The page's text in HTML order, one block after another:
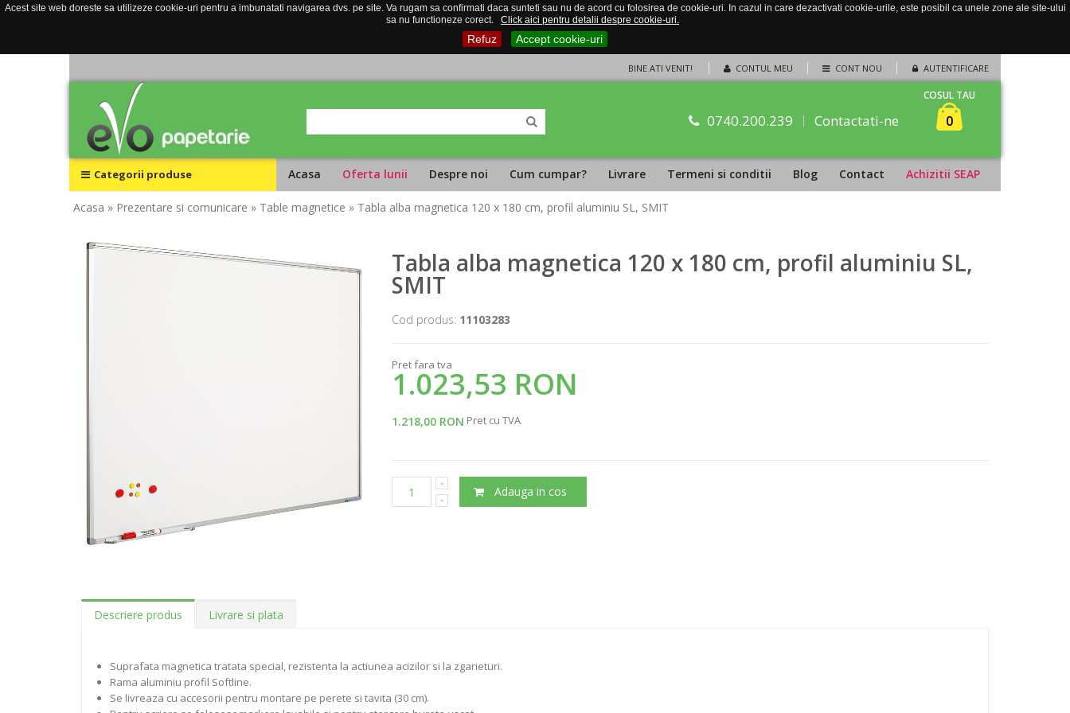
Acest site web doreste sa utilizeze cookie-uri pentru a imbunatati navigarea dvs. pe site. Va rugam sa confirmati daca sunteti sau nu de acord cu folosirea de cookie-uri. In cazul in care dezactivati cookie-urile, este posibil ca unele zone ale site-ului
sa nu functioneze corect.
Click aici pentru detalii despre cookie-uri.
Refuz Accept cookie-uri
CONTUL MEU CONT NOU AUTENTIFICARE
BINE ATI VENIT!
0740.200.239 Contactati-ne
COSUL TAU
0
Categorii produse Acasa Oferta lunii Despre noi Cum cumpar? Livrare Termeni si conditii Blog Contact Achizitii SEAP
Acasa » Prezentare si comunicare » Table magnetice » Tabla alba magnetica 120 x 180 cm, profil aluminiu SL, SMIT
Tabla alba magnetica 120 x 180 cm, profil aluminiu SL,
SMIT
Cod produs: 11103283
Pret fara tva
1.023,53 RON
1.218,00 RON Pret cu TVA
Adauga in cos
Descriere produs Livrare si plata
Suprafata magnetica tratata special, rezistenta la actiunea acizilor si la zgarieturi.
Rama aluminiu profil Softline.
Se livreaza cu accesorii pentru montare pe perete si tavita (30 cm).